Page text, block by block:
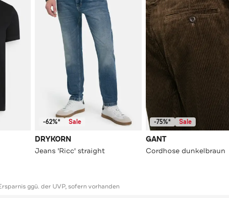
-62%* Sale
DRYKORN
Jeans 'Ricc' straight
-75%* Sale
GANT
Cordhose dunkelbraun
ggü. der UVP, sofern vorhanden